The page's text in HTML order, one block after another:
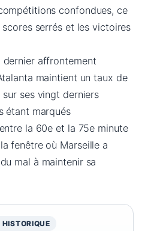
confondues, ce
serrés et les victoires
dernier affrontement
maintient un taux de
ses vingt derniers
étant marqués
la 60e et la 75e minute
fenêtre où Marseille a
mal à maintenir sa